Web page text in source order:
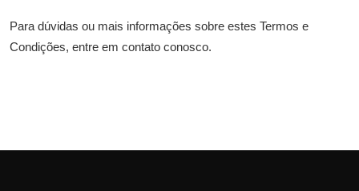
Para dúvidas ou mais informações sobre estes Termos e
Condições, entre em contato conosco.